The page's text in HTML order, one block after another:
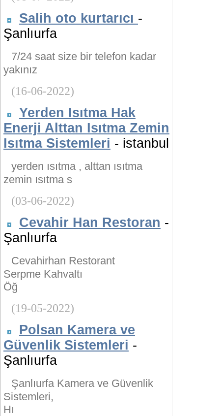
Salih oto kurtarıcı -
Şanlıurfa
7/24 saat size bir telefon kadar
yakınız
(16-06-2022)
Yerden Isıtma Hak
Enerji Alttan Isıtma Zemin
Isıtma Sistemleri - istanbul
yerden ısıtma , alttan ısıtma
zemin ısıtma s
(03-06-2022)
Cevahir Han Restoran -
Şanlıurfa
Cevahirhan Restorant
Serpme Kahvaltı
Öğ
(19-05-2022)
Polsan Kamera ve
Güvenlik Sistemleri -
Şanlıurfa
Şanlıurfa Kamera ve Güvenlik
Sistemleri,
Hı